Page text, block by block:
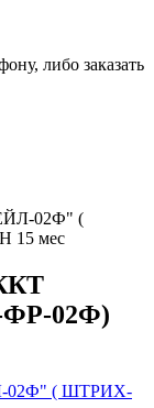
либо заказать
02Ф" (
15 мес
02Ф)